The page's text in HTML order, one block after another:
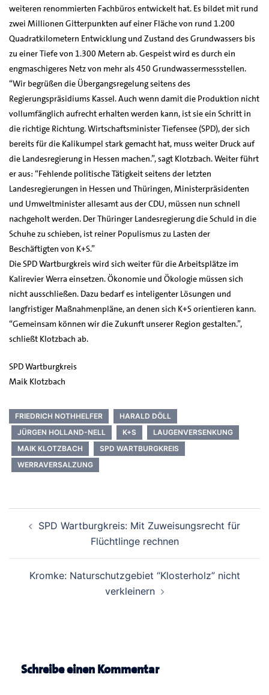
weiteren renommierten Fachbüros entwickelt hat. Es bildet mit rund
zwei Millionen Gitterpunkten auf einer Fläche von rund 1.200
Quadratkilometern Entwicklung und Zustand des Grundwassers bis
zu einer Tiefe von 1.300 Metern ab. Gespeist wird es durch ein
engmaschigeres Netz von mehr als 450 Grundwassermessstellen.
“Wir begrüßen die Übergangsregelung seitens des
Regierungspräsidiums Kassel. Auch wenn damit die Produktion nicht
vollumfänglich aufrecht erhalten werden kann, ist sie ein Schritt in
die richtige Richtung. Wirtschaftsminister Tiefensee (SPD), der sich
bereits für die Kalikumpel stark gemacht hat, muss weiter Druck auf
die Landesregierung in Hessen machen.”, sagt Klotzbach. Weiter führt
er aus: “Fehlende politische Tätigkeit seitens der letzten
Landesregierungen in Hessen und Thüringen, Ministerpräsidenten
und Umweltminister allesamt aus der CDU, müssen nun schnell
nachgeholt werden. Der Thüringer Landesregierung die Schuld in die
Schuhe zu schieben, ist reiner Populismus zu Lasten der
Beschäftigten von K+S.”
Die SPD Wartburgkreis wird sich weiter für die Arbeitsplätze im
Kalirevier Werra einsetzen. Ökonomie und Ökologie müssen sich
nicht ausschließen. Dazu bedarf es inteligenter Lösungen und
langfristiger Maßnahmenpläne, an denen sich K+S orientieren kann.
“Gemeinsam können wir die Zukunft unserer Region gestalten.”,
schließt Klotzbach ab.
SPD Wartburgkreis
Maik Klotzbach
FRIEDRICH NOTHHELFER
HARALD DÖLL
JÜRGEN HOLLAND-NELL
K+S
LAUGENVERSENKUNG
MAIK KLOTZBACH
SPD WARTBURGKREIS
WERRAVERSALZUNG
Navigation
SPD Wartburgkreis: Mit Zuweisungsrecht für
Flüchtlinge rechnen
Kromke: Naturschutzgebiet “Klosterholz” nicht
verkleinern
Schreibe einen Kommentar